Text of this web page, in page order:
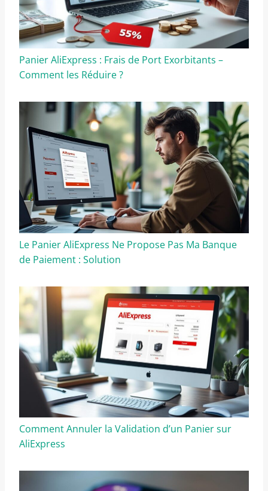
Panier AliExpress : Frais de Port Exorbitants –
Comment les Réduire ?
Le Panier AliExpress Ne Propose Pas Ma Banque
de Paiement : Solution
Comment Annuler la Validation d’un Panier sur
AliExpress